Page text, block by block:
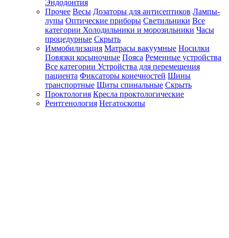
Эндодонтия
Прочее Весы Дозаторы для антисептиков Лампы-
лупы Оптические приборы Светильники Все
категории Холодильники и морозильники Часы
процедурные Скрыть
Иммобилизация Матрасы вакуумные Носилки
Повязки косыночные Пояса Ременные устройства
Все категории Устройства для перемещения
пациента Фиксаторы конечностей Шины
транспортные Щиты спинальные Скрыть
Проктология Кресла проктологические
Рентгенология Негатоскопы